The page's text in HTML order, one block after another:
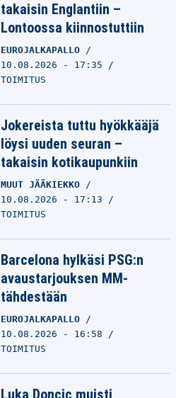
takaisin Englantiin –
Lontoossa kiinnostuttiin
EUROJALKAPALLO
10.08.2026 - 17:35
TOIMITUS
Jokereista tuttu hyökkääjä
löysi uuden seuran –
takaisin kotikaupunkiin
MUUT JÄÄKIEKKO
10.08.2026 - 17:13
TOIMITUS
Barcelona hylkäsi PSG:n
avaustarjouksen MM-
tähdestään
EUROJALKAPALLO
10.08.2026 - 16:58
TOIMITUS
Luka Doncic muisti